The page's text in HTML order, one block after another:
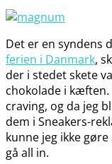
Det er en syndens
ferien i Danmark,
der i stedet skete
chokolade i kæften.
craving, og da jeg
dem i Sneakers-
kunne jeg ikke
gå all in.